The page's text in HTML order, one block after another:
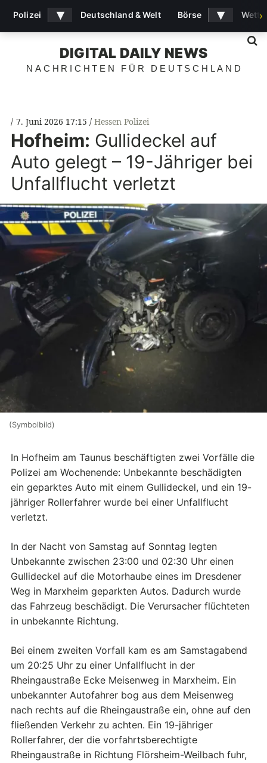
DIGITAL DAILY NEWS
NACHRICHTEN FÜR DEUTSCHLAND
7. Juni 2026 17:15 Hessen Polizei
Hofheim: Gullideckel auf
Auto gelegt – 19-Jähriger bei
Unfallflucht verletzt
(Symbolbild)
In Hofheim am Taunus beschäftigten zwei Vorfälle die
Polizei am Wochenende: Unbekannte beschädigten
ein geparktes Auto mit einem Gullideckel, und ein 19-
jähriger Rollerfahrer wurde bei einer Unfallflucht
verletzt.
In der Nacht von Samstag auf Sonntag legten
Unbekannte zwischen 23:00 und 02:30 Uhr einen
Gullideckel auf die Motorhaube eines im Dresdener
Weg in Marxheim geparkten Autos. Dadurch wurde
das Fahrzeug beschädigt. Die Verursacher flüchteten
in unbekannte Richtung.
Bei einem zweiten Vorfall kam es am Samstagabend
um 20:25 Uhr zu einer Unfallflucht in der
Rheingaustraße Ecke Meisenweg in Marxheim. Ein
unbekannter Autofahrer bog aus dem Meisenweg
nach rechts auf die Rheingaustraße ein, ohne auf den
fließenden Verkehr zu achten. Ein 19-jähriger
Rollerfahrer, der die vorfahrtsberechtigte
Rheingaustraße in Richtung Flörsheim-Weilbach fuhr,
Polizei ▾ Deutschland & Welt Börse ▾ ›